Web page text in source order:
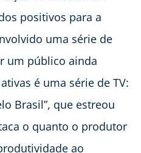
positivos para a
uma série de
um público ainda
é uma série de TV:
Brasil”, que estreou
o quanto o produtor
ao